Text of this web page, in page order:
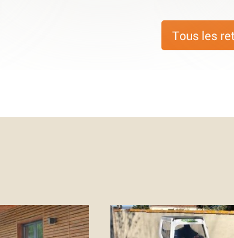
Tous les